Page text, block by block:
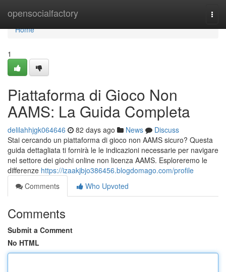
opensocialfactory
Home
Home
1
Piattaforma di Gioco Non
AAMS: La Guida Completa
delilahhjgk064646 82 days ago News
Discuss
Stai cercando un piattaforma di gioco non AAMS sicuro? Questa
guida dettagliata ti fornirà le le indicazioni necessarie per navigare
nel settore dei giochi online non licenza AAMS. Esploreremo le
differenze https://izaakjbjo386456.blogdomago.com/profile
Comments
Who Upvoted
Comments
Submit a Comment
No HTML